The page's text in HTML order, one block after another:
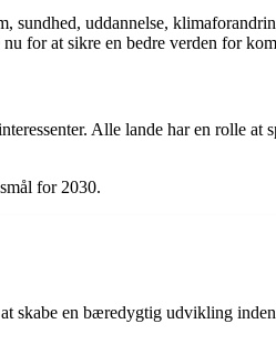
uddannelse,
for at sikre en bedre verden for
Alle lande har en rolle
for 2030.
skabe en bæredygtig udvikling